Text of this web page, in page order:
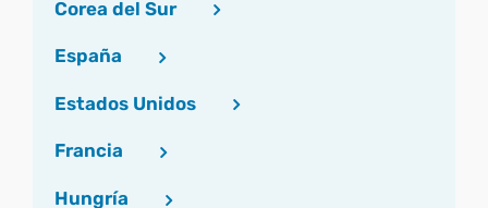
Corea del Sur
España
Estados Unidos
Francia
Hungría